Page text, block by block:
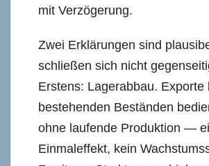
mit Verzögerung.
Zwei Erklärungen sind
schließen sich nicht
Erstens: Lagerabbau. Exporte
bestehenden Beständen
ohne laufende Produktion —
Einmaleffekt, kein